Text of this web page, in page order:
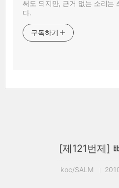
써도 되지만, 근거 없는 소리는
다.
구독하기
[제121번제]
koc/SALM